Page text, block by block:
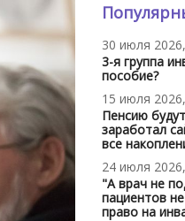
30 июля
3-я группа
пособие?
15 июля
Пенсию
заработал
все
24 июля
"А врач не
пациентов
право на